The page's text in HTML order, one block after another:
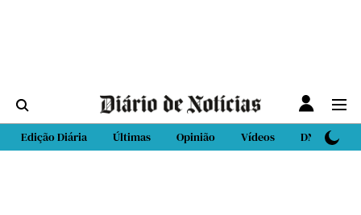
Edição Diária Últimas Opinião Vídeos DN Sport